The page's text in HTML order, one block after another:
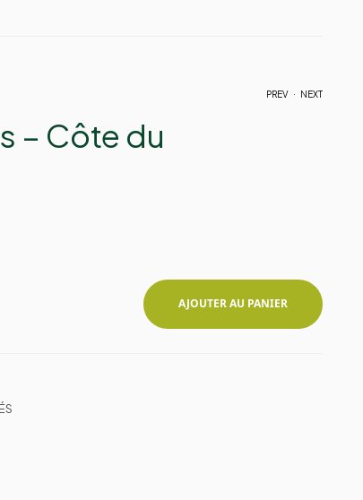
PREV NEXT
– Côte du
AJOUTER AU PANIER